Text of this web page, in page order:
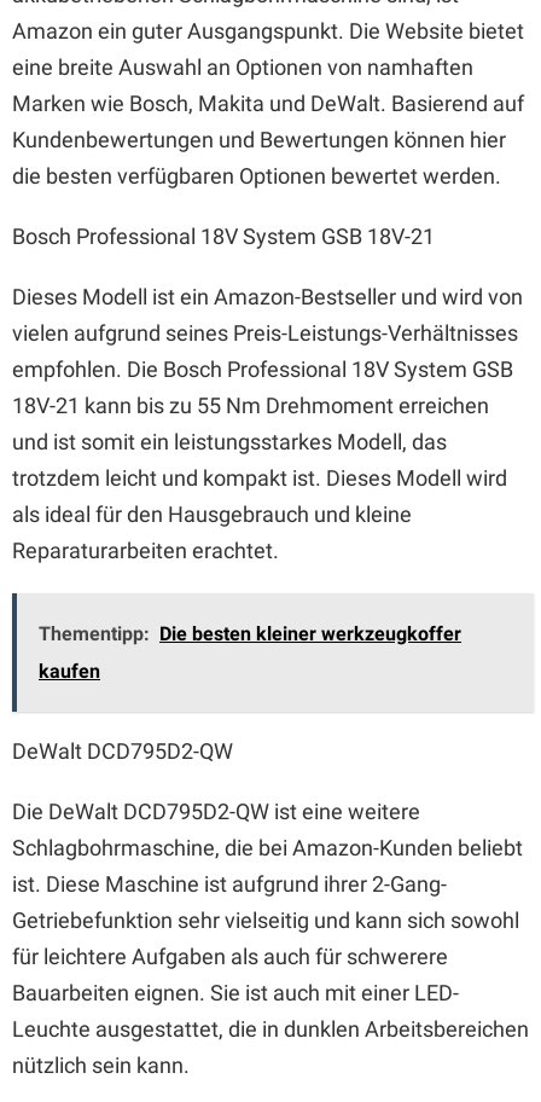
Amazon ein guter Ausgangspunkt. Die Website bietet
eine breite Auswahl an Optionen von namhaften
Marken wie Bosch, Makita und DeWalt. Basierend auf
Kundenbewertungen und Bewertungen können hier
die besten verfügbaren Optionen bewertet werden.
Bosch Professional 18V System GSB 18V-21
Dieses Modell ist ein Amazon-Bestseller und wird von
vielen aufgrund seines Preis-Leistungs-Verhältnisses
empfohlen. Die Bosch Professional 18V System GSB
18V-21 kann bis zu 55 Nm Drehmoment erreichen
und ist somit ein leistungsstarkes Modell, das
trotzdem leicht und kompakt ist. Dieses Modell wird
als ideal für den Hausgebrauch und kleine
Reparaturarbeiten erachtet.
Thementipp: Die besten kleiner werkzeugkoffer
kaufen
DeWalt DCD795D2-QW
Die DeWalt DCD795D2-QW ist eine weitere
Schlagbohrmaschine, die bei Amazon-Kunden beliebt
ist. Diese Maschine ist aufgrund ihrer 2-Gang-
Getriebefunktion sehr vielseitig und kann sich sowohl
für leichtere Aufgaben als auch für schwerere
Bauarbeiten eignen. Sie ist auch mit einer LED-
Leuchte ausgestattet, die in dunklen Arbeitsbereichen
nützlich sein kann.